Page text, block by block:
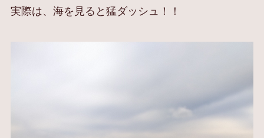
実際は、海を見ると猛ダッシュ！！